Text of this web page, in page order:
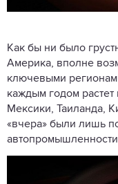
Как бы ни было
Америка, вполне
ключевыми
каждым годом
Мексики, Таиланда,
«вчера» были лишь